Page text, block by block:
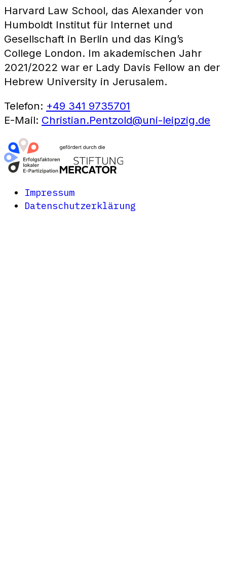
Harvard Law School, das Alexander von
Humboldt Institut für Internet und
Gesellschaft in Berlin und das King’s
College London. Im akademischen Jahr
2021/2022 war er Lady Davis Fellow an der
Hebrew University in Jerusalem.
Telefon: +49 341 9735701
E-Mail: Christian.Pentzold@uni-leipzig.de
Impressum
Datenschutzerklärung